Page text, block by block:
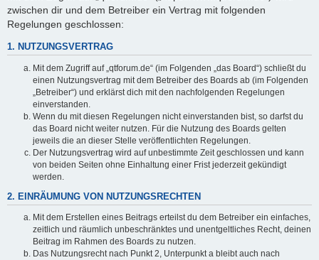
zwischen dir und dem Betreiber ein Vertrag mit folgenden
Regelungen geschlossen:
1. NUTZUNGSVERTRAG
Mit dem Zugriff auf „qtforum.de“ (im Folgenden „das Board“) schließt du
einen Nutzungsvertrag mit dem Betreiber des Boards ab (im Folgenden
„Betreiber“) und erklärst dich mit den nachfolgenden Regelungen
einverstanden.
Wenn du mit diesen Regelungen nicht einverstanden bist, so darfst du
das Board nicht weiter nutzen. Für die Nutzung des Boards gelten
jeweils die an dieser Stelle veröffentlichten Regelungen.
Der Nutzungsvertrag wird auf unbestimmte Zeit geschlossen und kann
von beiden Seiten ohne Einhaltung einer Frist jederzeit gekündigt
werden.
2. EINRÄUMUNG VON NUTZUNGSRECHTEN
Mit dem Erstellen eines Beitrags erteilst du dem Betreiber ein einfaches,
zeitlich und räumlich unbeschränktes und unentgeltliches Recht, deinen
Beitrag im Rahmen des Boards zu nutzen.
Das Nutzungsrecht nach Punkt 2, Unterpunkt a bleibt auch nach